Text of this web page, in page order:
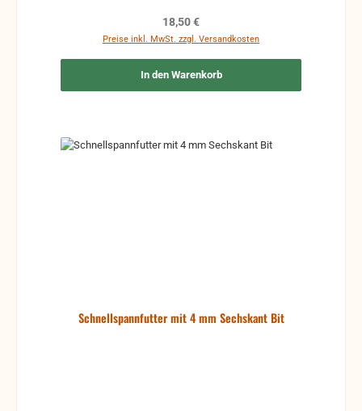
Regulärer Preis:
18,50 €
Preise inkl. MwSt. zzgl. Versandkosten
In den Warenkorb
Schnellspannfutter mit 4 mm Sechskant Bit